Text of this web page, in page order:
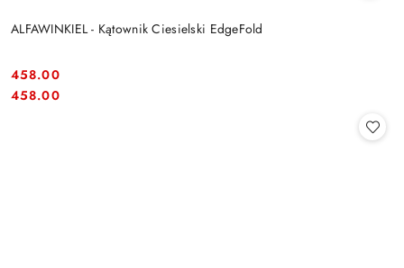
ALFAWINKIEL - Kątownik Ciesielski EdgeFold
Cena:
458.00
Cena:
458.00